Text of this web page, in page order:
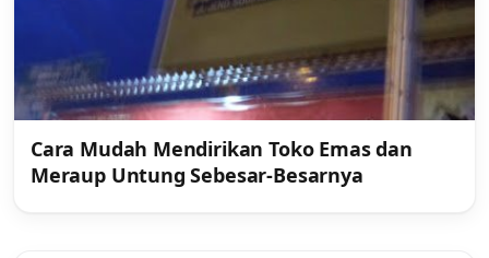
Cara Mudah Mendirikan Toko Emas dan
Meraup Untung Sebesar-Besarnya